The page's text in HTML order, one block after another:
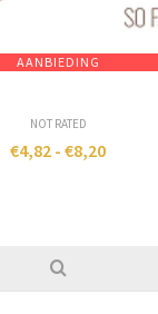
AANBIEDING
NOT RATED
€4,82 - €8,20